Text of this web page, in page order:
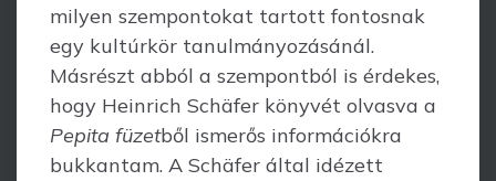
milyen szempontokat tartott fontosnak
egy kultúrkör tanulmányozásánál.
Másrészt abból a szempontból is érdekes,
hogy Heinrich Schäfer könyvét olvasva a
Pepita füzetből ismerős információkra
bukkantam. A Schäfer által idézett